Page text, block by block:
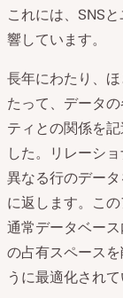
これには、SNS
響しています。
長年にわたり、
たって、データ
ティとの関係を
した。リレーシ
異なる行のデー
に返します。こ
通常データベー
の占有スペース
うに最適化されて